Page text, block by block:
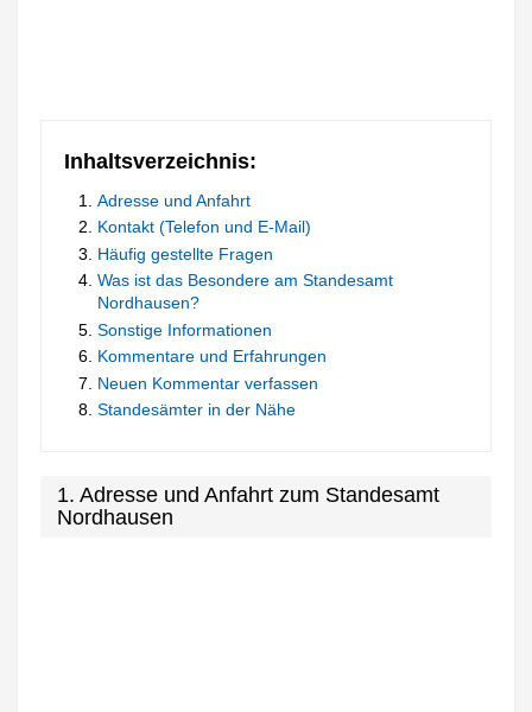
Inhaltsverzeichnis:
Adresse und Anfahrt
Kontakt (Telefon und E-Mail)
Häufig gestellte Fragen
Was ist das Besondere am Standesamt
Nordhausen?
Sonstige Informationen
Kommentare und Erfahrungen
Neuen Kommentar verfassen
Standesämter in der Nähe
1. Adresse und Anfahrt zum Standesamt
Nordhausen